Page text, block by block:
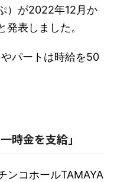
）が2022年12月か
表しました。
パートは時給を50
時金を支給」
ンコホールTAMAYA